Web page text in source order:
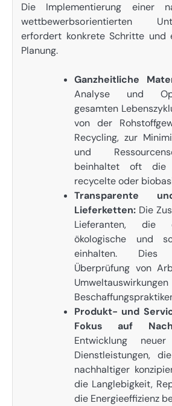
Die Implementierung einer
wettbewerbsorientierten
erfordert konkrete Schritte und
Planung.
Ganzheitliche
Analyse und
gesamten
von der
Recycling, zur
und
beinhaltet oft die
recycelte oder
Transparente
Lieferketten: Die
Lieferanten, die
ökologische und
einhalten.
Überprüfung von
Produkt- und
Fokus auf
Entwicklung
Dienstleistungen,
nachhaltiger
die Langlebigkeit,
die Energieeffizienz